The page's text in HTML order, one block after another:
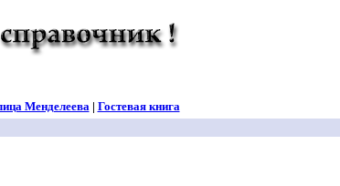
Менделеева| Гостевая книга